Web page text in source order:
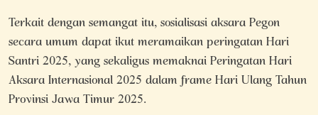
Terkait dengan semangat itu, sosialisasi aksara Pegon
secara umum dapat ikut meramaikan peringatan Hari
Santri 2025, yang sekaligus memaknai Peringatan Hari
Aksara Internasional 2025 dalam frame Hari Ulang Tahun
Provinsi Jawa Timur 2025.